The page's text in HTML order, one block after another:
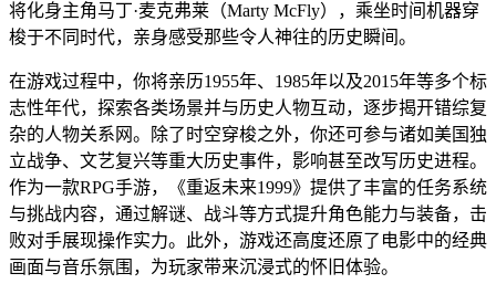
将化身主角马丁·麦克弗莱（Marty McFly），乘坐时间机器穿
梭于不同时代，亲身感受那些令人神往的历史瞬间。
在游戏过程中，你将亲历1955年、1985年以及2015年等多个标
志性年代，探索各类场景并与历史人物互动，逐步揭开错综复
杂的人物关系网。除了时空穿梭之外，你还可参与诸如美国独
立战争、文艺复兴等重大历史事件，影响甚至改写历史进程。
作为一款RPG手游，《重返未来1999》提供了丰富的任务系统
与挑战内容，通过解谜、战斗等方式提升角色能力与装备，击
败对手展现操作实力。此外，游戏还高度还原了电影中的经典
画面与音乐氛围，为玩家带来沉浸式的怀旧体验。